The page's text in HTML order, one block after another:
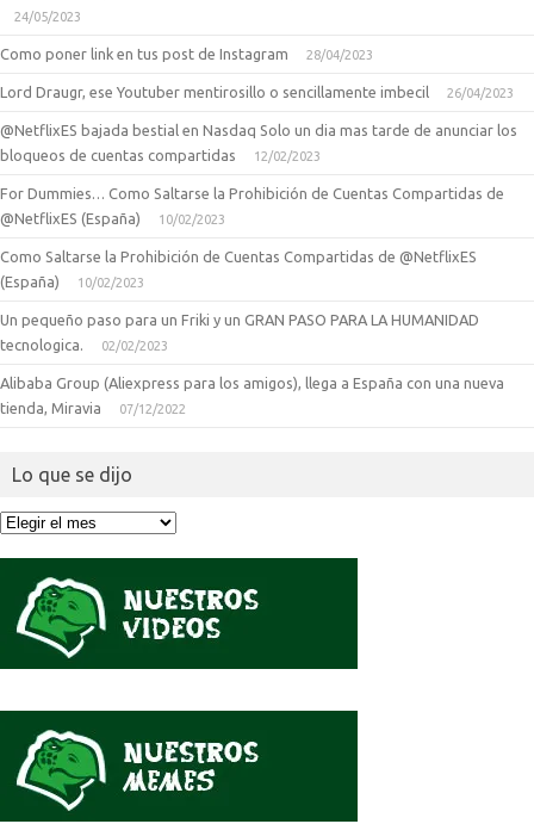
24/05/2023
Como poner link en tus post de Instagram 28/04/2023
Lord Draugr, ese Youtuber mentirosillo o sencillamente imbecil 26/04/2023
@NetflixES bajada bestial en Nasdaq Solo un dia mas tarde de anunciar los
bloqueos de cuentas compartidas
12/02/2023
For Dummies… Como Saltarse la Prohibición de Cuentas Compartidas de
@NetflixES (España)
10/02/2023
Como Saltarse la Prohibición de Cuentas Compartidas de @NetflixES
(España)
10/02/2023
Un pequeño paso para un Friki y un GRAN PASO PARA LA HUMANIDAD
tecnologica.
02/02/2023
Alibaba Group (Aliexpress para los amigos), llega a España con una nueva
tienda, Miravia
07/12/2022
Lo que se dijo
Lo